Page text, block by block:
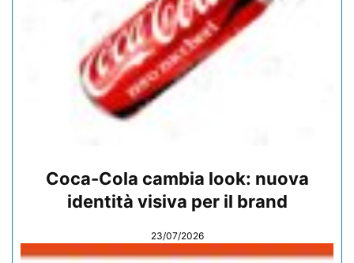
Coca-Cola cambia look: nuova
identità visiva per il brand
23/07/2026